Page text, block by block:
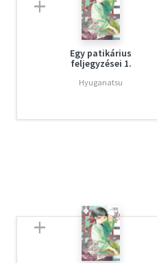
Egy patikárius
feljegyzései 1.
Hyuganatsu